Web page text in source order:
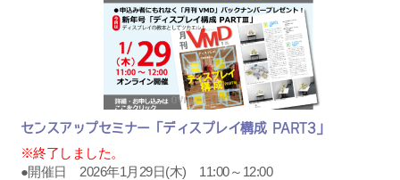
センスアップセミナー「ディスプレイ構成 PART3」
※終了しました。
●開催日 2026年1月29日(木) 11:00～12:00